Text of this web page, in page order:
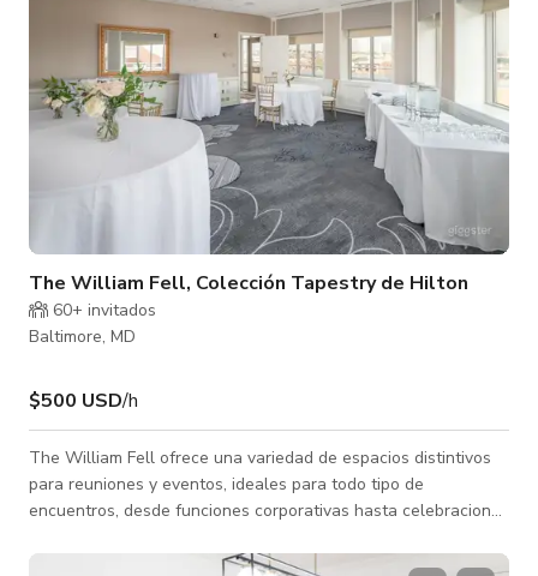
The William Fell, Colección Tapestry de Hilton
60+ invitados
Baltimore, MD
$500 USD/h
The William Fell ofrece una variedad de espacios distintivos
para reuniones y eventos, ideales para todo tipo de
encuentros, desde funciones corporativas hasta celebraciones
luz natural y ofrecen acceso a un balcón privado que rodea el